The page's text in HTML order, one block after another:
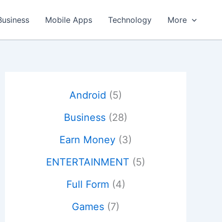
Mobile Apps Technology More
Android (5)
Business (28)
Earn Money (3)
ENTERTAINMENT (5)
Full Form (4)
Games (7)